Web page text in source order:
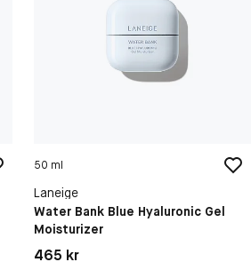
50 ml
Laneige
Water Bank Blue Hyaluronic Gel
Moisturizer
Pris: 465 kr
465 kr